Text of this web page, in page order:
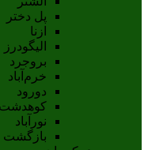
پل دختر
ازنا
اليگودرز
بروجرد
خرم‌آباد
دورود
کوهدشت
نورآباد
بازگشت